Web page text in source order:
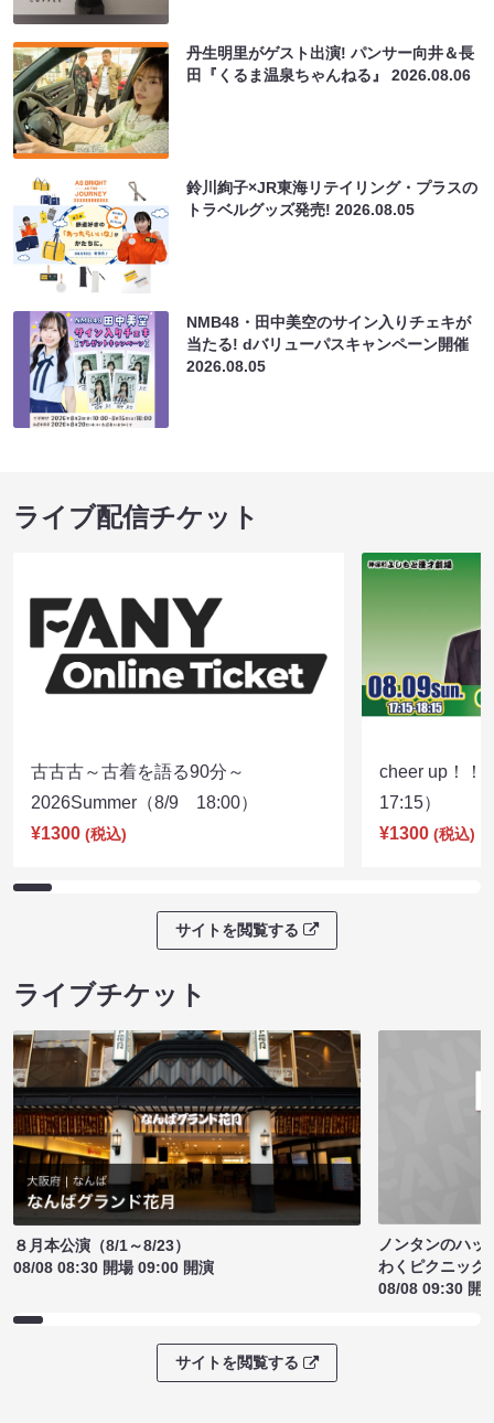
丹生明里がゲスト出演! パンサー向井＆長
田『くるま温泉ちゃんねる』2026.08.06
鈴川絢子×JR東海リテイリング・プラスの
トラベルグッズ発売!2026.08.05
NMB48・田中美空のサイン入りチェキが
当たる! dバリューパスキャンペーン開催
2026.08.05
ライブ配信チケット
古古古～古着を語る90分～
2026Summer（8/9 18:00）
¥1300 (税込)
cheer up！
17:15）
¥1300 (税込)
サイトを閲覧する
ライブチケット
８月本公演（8/1～8/23）
08/08 08:30 開場 09:00 開演
ノンタンのハッ
わくピクニック
08/08 09:30 開
サイトを閲覧する